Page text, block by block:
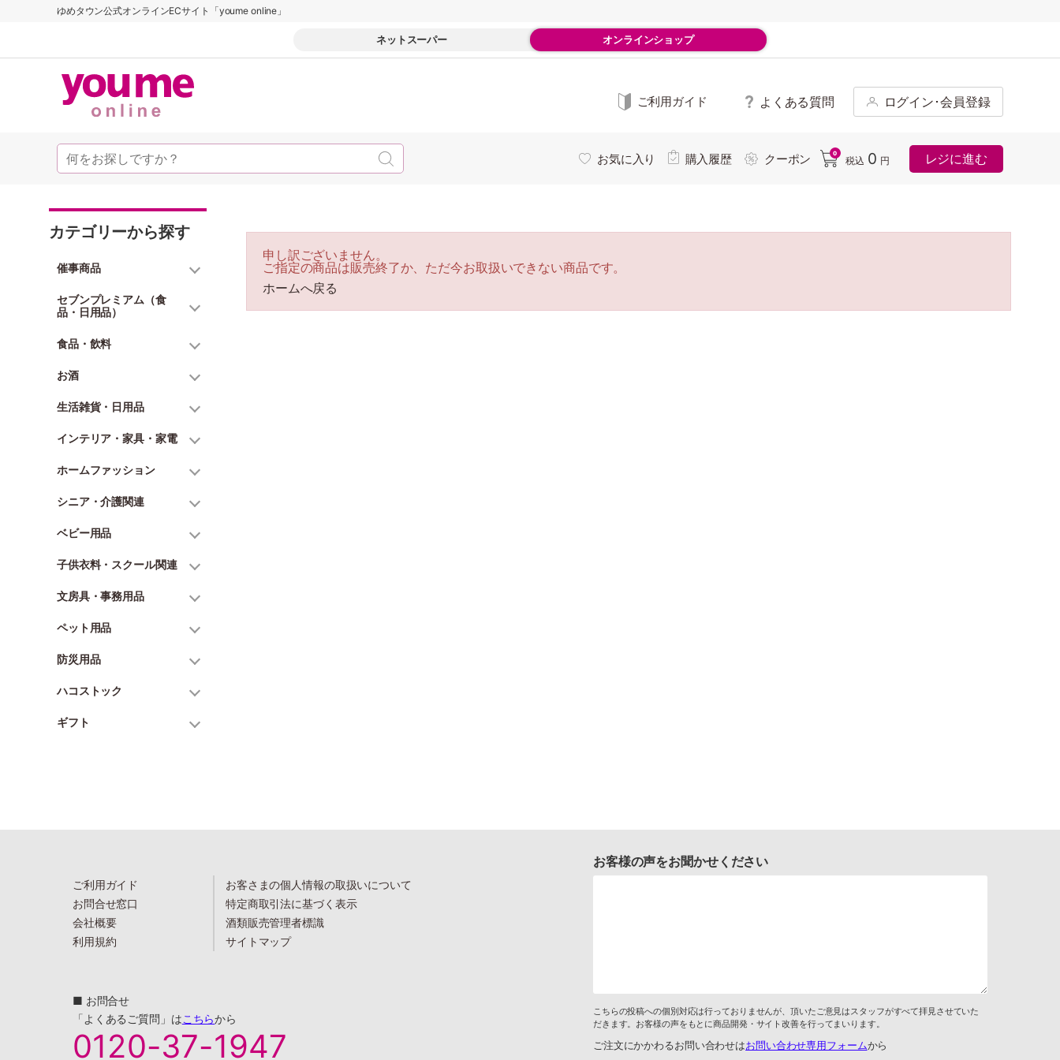
ゆめタウン公式オンラインECサイト「youme online」
ネットスーパー オンラインショップ
ご利用ガイド よくある質問 ログイン･会員登録
お気に入り 購入履歴 クーポン 0
税込 0 円 レジに進む
カテゴリーから探す
催事商品
セブンプレミアム（食
品・日用品）
食品・飲料
お酒
生活雑貨・日用品
インテリア・家具・家電
ホームファッション
シニア・介護関連
ベビー用品
子供衣料・スクール関連
文房具・事務用品
ペット用品
防災用品
ハコストック
ギフト
申し訳ございません。
ご指定の商品は販売終了か、ただ今お取扱いできない商品です。
ホームへ戻る
ご利用ガイド
お問合せ窓口
会社概要
利用規約
お客さまの個人情報の取扱いについて
特定商取引法に基づく表示
酒類販売管理者標識
サイトマップ
■ お問合せ
「よくあるご質問」はこちらから
0120-37-1947
お客様の声をお聞かせください
こちらの投稿への個別対応は行っておりませんが、頂いたご意見はスタッフがすべて拝見させていた
だきます。お客様の声をもとに商品開発・サイト改善を行ってまいります。
ご注文にかかわるお問い合わせはお問い合わせ専用フォームから